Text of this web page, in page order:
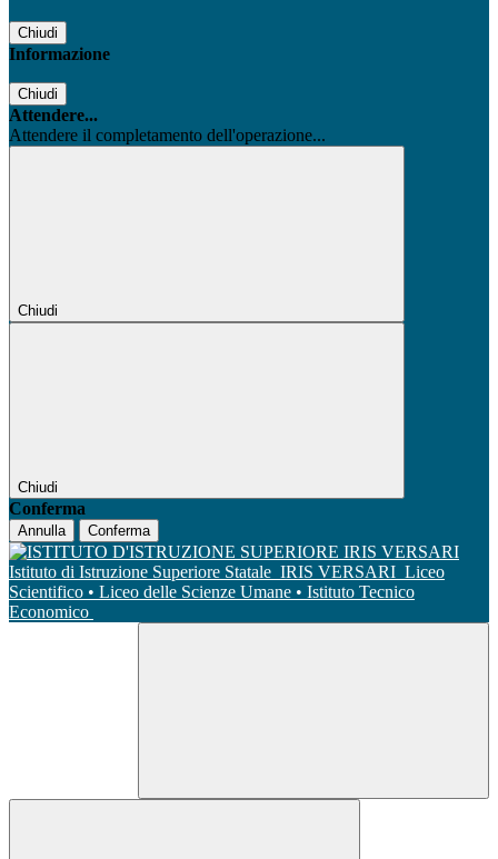
Chiudi
Informazione
Chiudi
Attendere...
Attendere il completamento dell'operazione...
Chiudi
Chiudi
Conferma
Annulla Conferma
Istituto di Istruzione Superiore Statale IRIS VERSARI Liceo
Scientifico • Liceo delle Scienze Umane • Istituto Tecnico
Economico